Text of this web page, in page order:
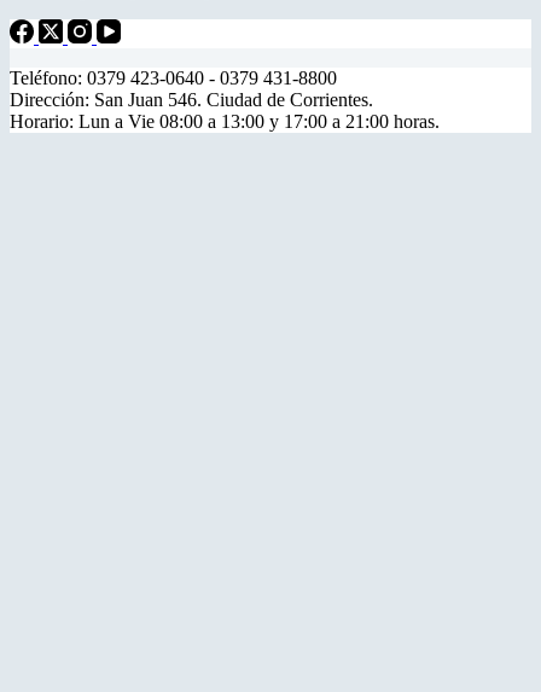
Teléfono: 0379 423-0640 - 0379 431-8800
Dirección: San Juan 546. Ciudad de Corrientes.
Horario: Lun a Vie 08:00 a 13:00 y 17:00 a 21:00 horas.